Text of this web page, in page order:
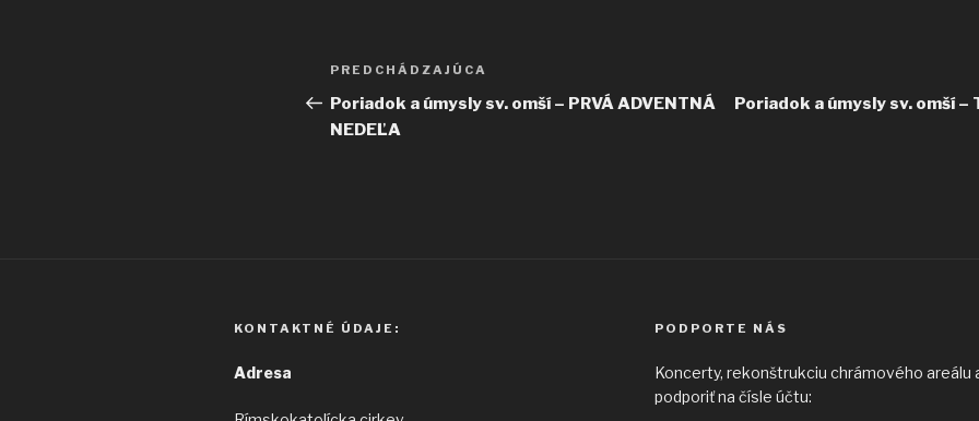
Navigácia
v
článku
Predchádzajúci
článok
PREDCHÁDZAJÚCA
Poriadok a úmysly sv. omší – PRVÁ ADVENTNÁ
NEDEĽA
Poriadok a úmysly sv. omší –
KONTAKTNÉ ÚDAJE:
Adresa
PODPORTE NÁS
Koncerty, rekonštrukciu chrámového
podporiť na čísle účtu: